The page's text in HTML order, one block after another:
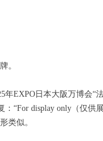
。
EXPO日本大阪万博会“
“For display only（仅供
类似。